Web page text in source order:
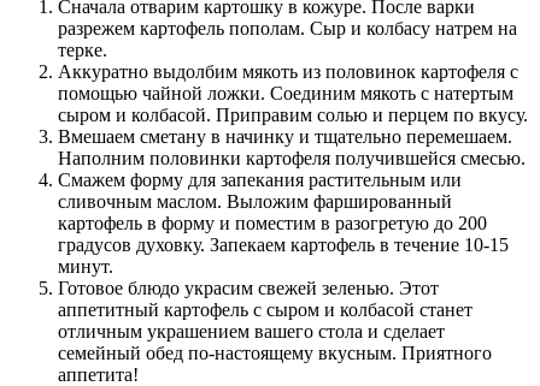
Сначала отварим картошку в кожуре. После варки
разрежем картофель пополам. Сыр и колбасу натрем на
терке.
Аккуратно выдолбим мякоть из половинок картофеля с
помощью чайной ложки. Соединим мякоть с натертым
сыром и колбасой. Приправим солью и перцем по вкусу.
Вмешаем сметану в начинку и тщательно перемешаем.
Наполним половинки картофеля получившейся смесью.
Смажем форму для запекания растительным или
сливочным маслом. Выложим фаршированный
картофель в форму и поместим в разогретую до 200
градусов духовку. Запекаем картофель в течение 10-15
минут.
Готовое блюдо украсим свежей зеленью. Этот
аппетитный картофель с сыром и колбасой станет
отличным украшением вашего стола и сделает
семейный обед по-настоящему вкусным. Приятного
аппетита!